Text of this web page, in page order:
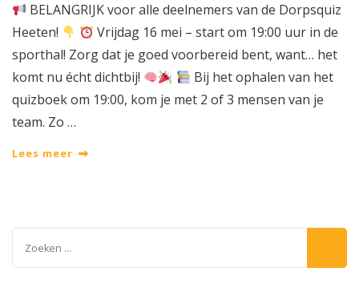
BELANGRIJK voor alle deelnemers van de Dorpsquiz
Heeten!
Vrijdag 16 mei – start om 19:00 uur in de
sporthal! Zorg dat je goed voorbereid bent, want… het
komt nu écht dichtbij!
Bij het ophalen van het
quizboek om 19:00, kom je met 2 of 3 mensen van je
team. Zo …
Lees meer